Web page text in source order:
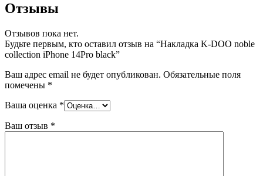
Отзывы
Отзывов пока нет.
Будьте первым, кто оставил отзыв на “Накладка K-DOO noble
collection iPhone 14Pro black”
Ваш адрес email не будет опубликован. Обязательные поля
помечены *
Ваша оценка *
Ваш отзыв *